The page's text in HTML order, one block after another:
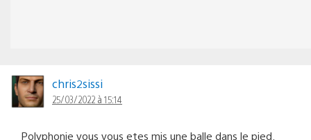
chris2sissi
25/03/2022 à 15:14
Polyphonie vous vous etes mis une balle dans le pied.